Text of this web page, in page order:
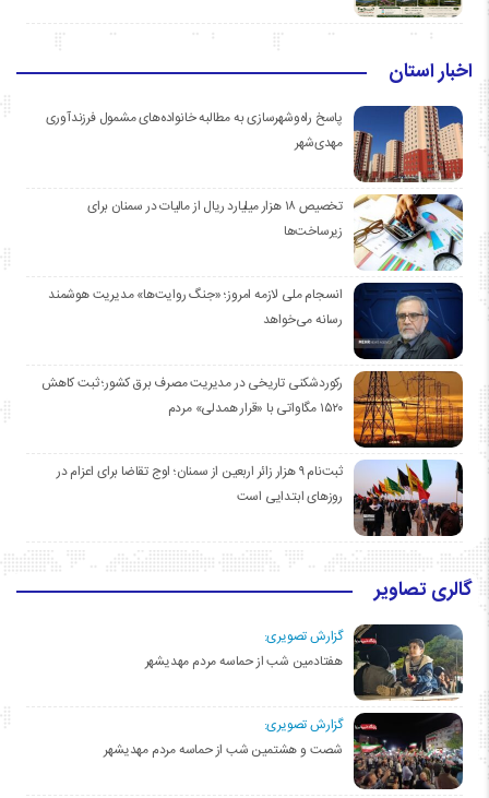
اخبار استان
پاسخ راه‌وشهرسازی به مطالبه خانواده‌های مشمول فرزندآوری
مهدی‌شهر
تخصیص ۱۸ هزار میلیارد ریال از مالیات در سمنان برای
زیرساخت‌ها
انسجام ملی لازمه امروز؛ «جنگ روایت‌ها» مدیریت هوشمند
رسانه می‌خواهد
رکوردشکنی تاریخی در مدیریت مصرف برق کشور؛ ثبت کاهش
۱۵۲۰ مگاواتی با «قرار همدلی» مردم
ثبت‌نام ۹ هزار زائر اربعین از سمنان؛ اوج تقاضا برای اعزام در
روزهای ابتدایی است
گالری تصاویر
گزارش تصویری:
هفتادمین شب از حماسه مردم مهدیشهر
گزارش تصویری:
شصت و هشتمین شب از حماسه مردم مهدیشهر